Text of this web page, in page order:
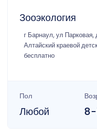
Зооэкология
г Барнаул, ул Парковая,
Алтайский краевой
бесплатно
Пол
Любой 8-